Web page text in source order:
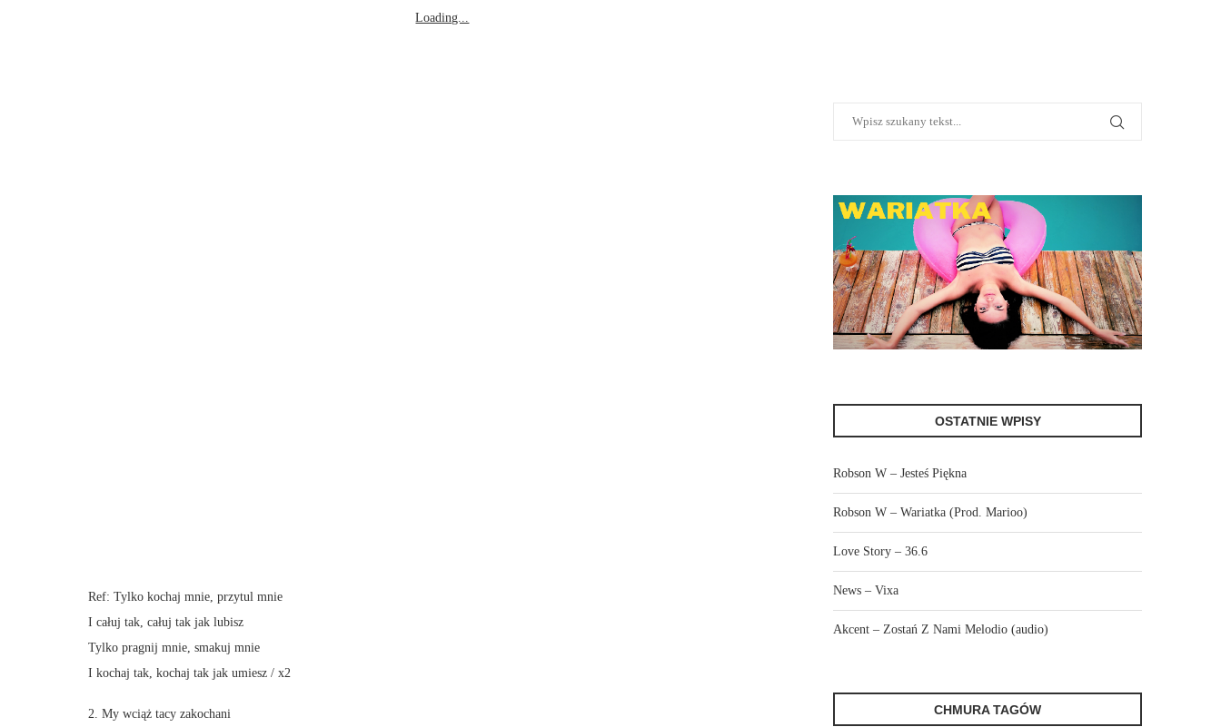
Loading...
Ref: Tylko kochaj mnie, przytul mnie
I całuj tak, całuj tak jak lubisz
Tylko pragnij mnie, smakuj mnie
I kochaj tak, kochaj tak jak umiesz / x2
2. My wciąż tacy zakochani
OSTATNIE WPISY
Robson W – Jesteś Piękna
Robson W – Wariatka (Prod. Marioo)
Love Story – 36.6
News – Vixa
Akcent – Zostań Z Nami Melodio (audio)
CHMURA TAGÓW